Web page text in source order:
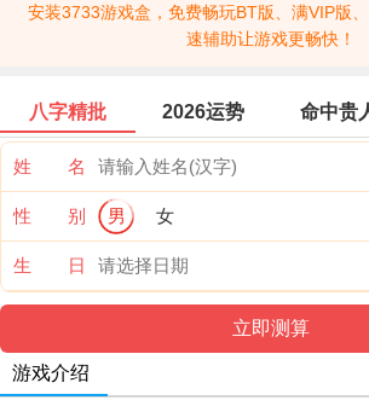
安装3733游戏盒，免费畅玩BT版、满VIP版
速辅助让游戏更畅快！
八字精批 2026运势 命中贵
姓 名
性 别 男 女
生 日
游戏介绍